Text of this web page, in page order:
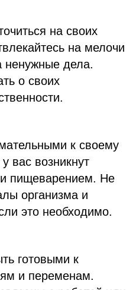
на своих
на мелочи
ненужные дела.
о своих
к своему
вас возникнут
пищеварением. Не
организма и
это необходимо.
готовыми к
и переменам.